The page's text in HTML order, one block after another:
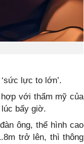
‘sức lực to lớn’.
hợp với thẩm mỹ của
bấy giờ.
ông, thể hình cao
trở lên, thì thông